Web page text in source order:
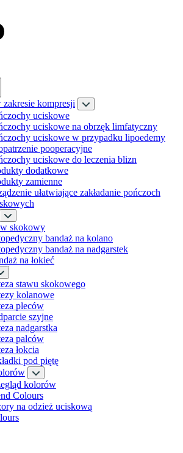
kompresji
uciskowe
uciskowe na obrzęk limfatyczny
uciskowe w przypadku lipoedemy
pooperacyjne
uciskowe do leczenia blizn
dodatkowe
zamienne
ułatwiające zakładanie pończoch
skokowy
bandaż na kolano
bandaż na nadgarstek
na łokieć
stawu skokowego
kolanowe
pleców
szyjne
nadgarstka
palców
łokcia
pod piętę
kolorów
Colours
na odzież uciskową